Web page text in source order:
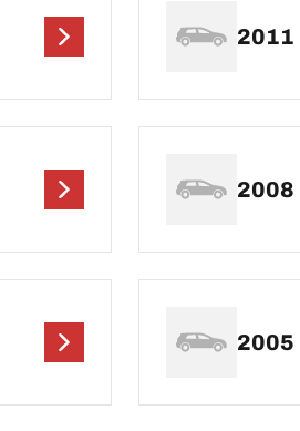
2011
2008
2005